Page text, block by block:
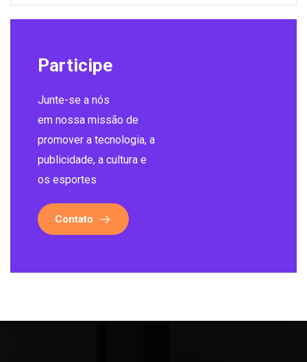
Participe
Junte-se a nós
em nossa missão de
promover a tecnologia, a
publicidade, a cultura e
os esportes
Contato